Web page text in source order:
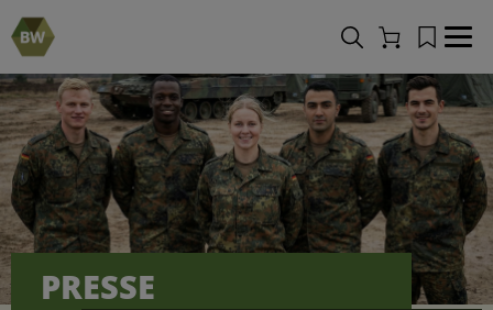
Merkliste
PRESSE